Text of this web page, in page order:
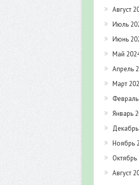
Август
Июль
Июнь
Май
Апрель
Март
Январь
Ноябрь
Октябрь
Август